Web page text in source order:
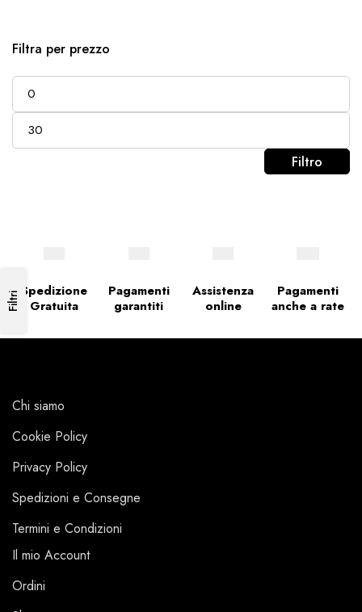
Filtra per prezzo
Filtro
Filtri Spedizione
Gratuita
Pagamenti
garantiti
Assistenza
online
Pagamenti
anche a rate
Chi siamo
Cookie Policy
Privacy Policy
Spedizioni e Consegne
Termini e Condizioni
Il mio Account
Ordini